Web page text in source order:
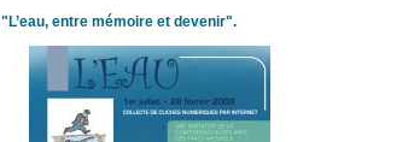
"L’eau, entre mémoire et devenir".